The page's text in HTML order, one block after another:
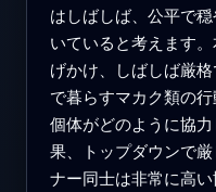
はしばしば、公平で
いていると考えます
げかけ、しばしば厳
で暮らすマカク類の
個体がどのように協
果、トップダウンで
ナー同士は非常に高